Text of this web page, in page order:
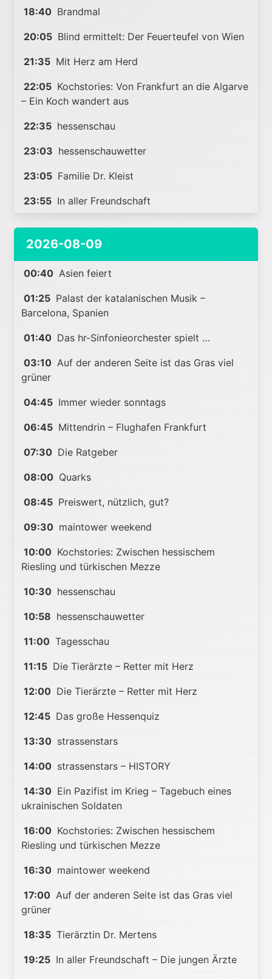
18:40 Brandmal
20:05 Blind ermittelt: Der Feuerteufel von Wien
21:35 Mit Herz am Herd
22:05 Kochstories: Von Frankfurt an die Algarve
– Ein Koch wandert aus
22:35 hessenschau
23:03 hessenschauwetter
23:05 Familie Dr. Kleist
23:55 In aller Freundschaft
2026-08-09
00:40 Asien feiert
01:25 Palast der katalanischen Musik –
Barcelona, Spanien
01:40 Das hr-Sinfonieorchester spielt …
03:10 Auf der anderen Seite ist das Gras viel
grüner
04:45 Immer wieder sonntags
06:45 Mittendrin – Flughafen Frankfurt
07:30 Die Ratgeber
08:00 Quarks
08:45 Preiswert, nützlich, gut?
09:30 maintower weekend
10:00 Kochstories: Zwischen hessischem
Riesling und türkischen Mezze
10:30 hessenschau
10:58 hessenschauwetter
11:00 Tagesschau
11:15 Die Tierärzte – Retter mit Herz
12:00 Die Tierärzte – Retter mit Herz
12:45 Das große Hessenquiz
13:30 strassenstars
14:00 strassenstars – HISTORY
14:30 Ein Pazifist im Krieg – Tagebuch eines
ukrainischen Soldaten
16:00 Kochstories: Zwischen hessischem
Riesling und türkischen Mezze
16:30 maintower weekend
17:00 Auf der anderen Seite ist das Gras viel
grüner
18:35 Tierärztin Dr. Mertens
19:25 In aller Freundschaft – Die jungen Ärzte